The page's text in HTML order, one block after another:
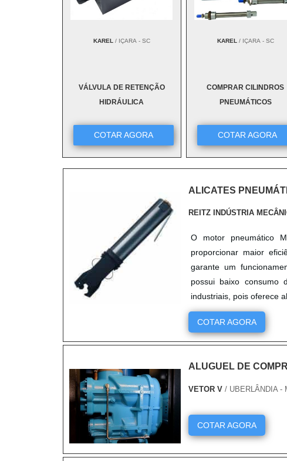
KAREL/ IÇARA - SC
VÁLVULA DE RETENÇÃO
HIDRÁULICA
COTAR AGORA
KAREL/ IÇARA - SC
COMPRAR CILINDROS
PNEUMÁTICOS
COTAR AGORA
ALICATES
REITZ INDÚSTRIA
O motor pneumático
proporcionar maior
garante um
possui baixo consumo
industriais, pois oferece
COTAR AGORA
ALUGUEL DE
VETOR V / UBERLÂNDIA -
COTAR AGORA